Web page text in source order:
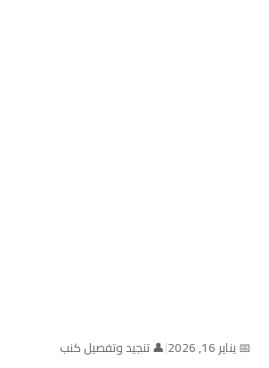
📅 يناير 16, 2026 |👤 تنجيد وتفصيل كنب